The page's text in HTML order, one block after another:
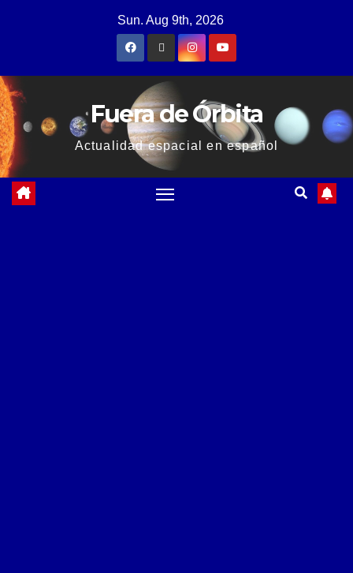
Sun. Aug 9th, 2026
Fuera de Órbita
Actualidad espacial en español